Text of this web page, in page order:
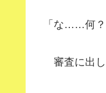
「な……何？
審査に出